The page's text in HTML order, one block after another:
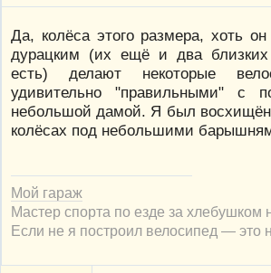
Да, колёса этого размера, хоть
дурацким (их ещё и два
есть) делают некоторые
удивительно "правильными" с
небольшой дамой. Я был восхищён
колёсах под небольшими
Мой гараж
Мастер спорта по езде за хлебушком
Если не я построил велосипед — это